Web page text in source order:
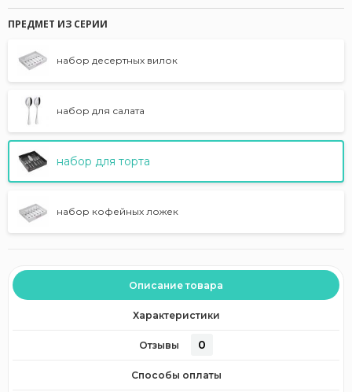
ПРЕДМЕТ ИЗ СЕРИИ
набор десертных вилок
набор для салата
набор для торта
набор кофейных ложек
Описание товара
Характеристики
Отзывы 0
Способы оплаты